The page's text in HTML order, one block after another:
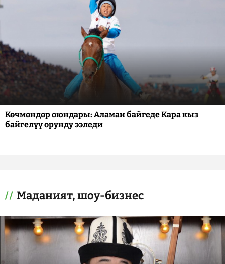
Көчмөндөр оюндары: Аламан байгеде Кара кыз
байгелүү орунду ээледи
Маданият, шоу-бизнес